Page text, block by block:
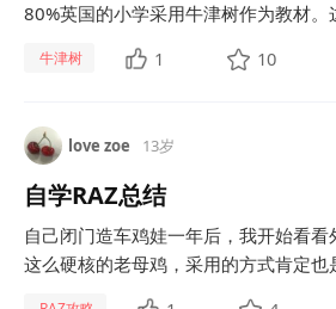
80%英国的小学采用牛津树作为教材
牛津树 1 10
love zoe 13岁
自学RAZ总结
自己闭门造车鸡娃一年后，我开始看
这么硬核的老母鸡，采用的方式肯定